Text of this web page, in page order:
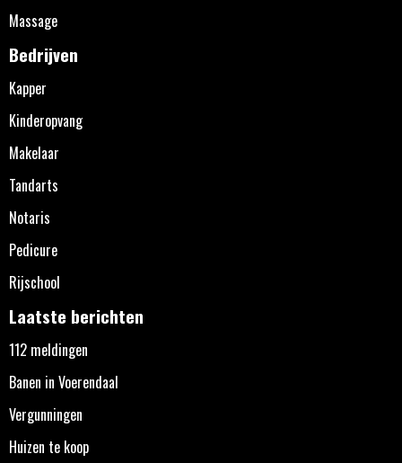
Massage
Bedrijven
Kapper
Kinderopvang
Makelaar
Tandarts
Notaris
Pedicure
Rijschool
Laatste berichten
112 meldingen
Banen in Voerendaal
Vergunningen
Huizen te koop